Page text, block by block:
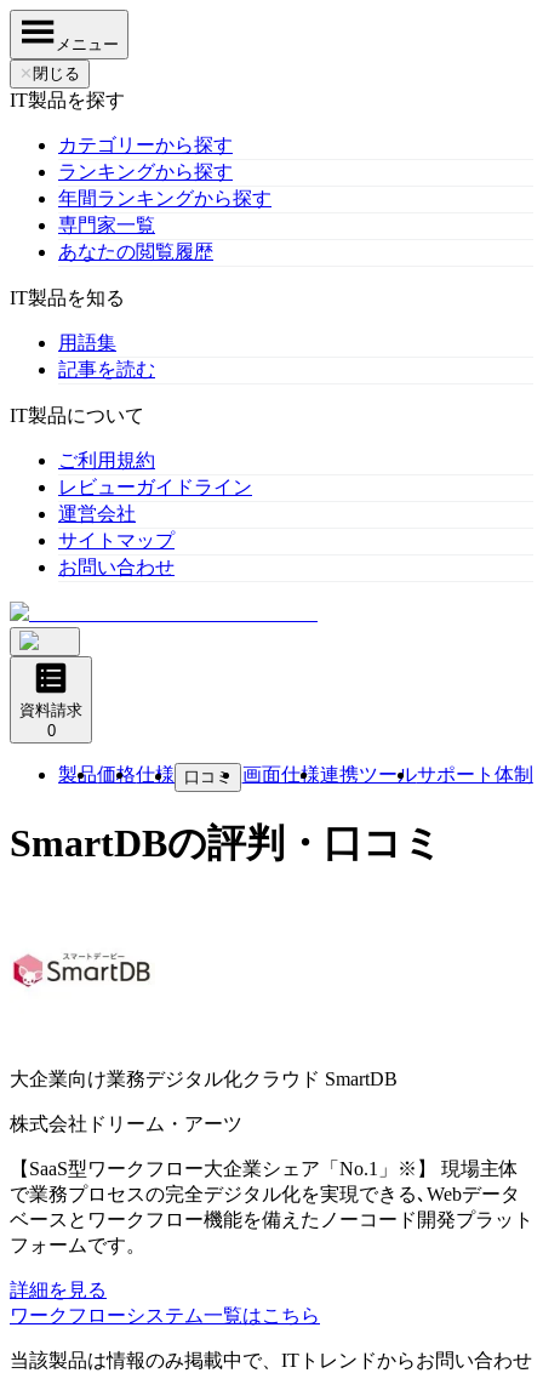
メニュー
✕ 閉じる
IT製品を探す
カテゴリーから探す
ランキングから探す
年間ランキングから探す
専門家一覧
あなたの閲覧履歴
IT製品を知る
用語集
記事を読む
IT製品について
ご利用規約
レビューガイドライン
運営会社
サイトマップ
お問い合わせ
資料請求
0
製品価格仕様 口コミ 画面仕様連携ツールサポート体制
SmartDBの評判・口コミ
大企業向け業務デジタル化クラウド SmartDB
株式会社ドリーム・アーツ
【SaaS型ワークフロー大企業シェア「No.1」※】 現場主体
で業務プロセスの完全デジタル化を実現できる､Webデータ
ベースとワークフロー機能を備えたノーコード開発プラット
フォームです。
詳細を見る
ワークフローシステム一覧はこちら
当該製品は情報のみ掲載中で、ITトレンドからお問い合わせ